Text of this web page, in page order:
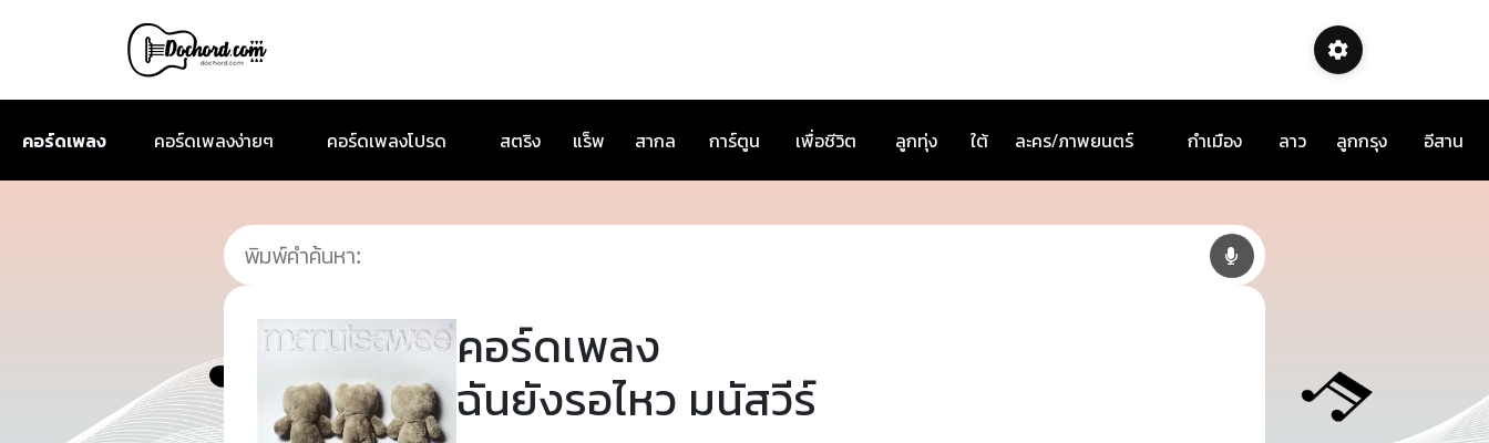
คอร์ดเพลง คอร์ดเพลงง่ายๆ คอร์ดเพลงโปรด สตริง แร็พ สากล การ์ตูน เพื่อชีวิต ลูกทุ่ง ใต้ ละคร/ภาพยนตร์ กำเมือง ลาว ลูกกรุง อีสาน
คอร์ดเพลง
ฉันยังรอไหว มนัสวีร์